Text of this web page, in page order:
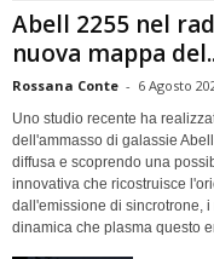
Abell 2255 nel
nuova mappa
Rossana Conte - 6 Agosto
Uno studio recente ha
dell'ammasso di galassie
diffusa e scoprendo una
innovativa che ricostruisce
dall'emissione di sincrotrone,
dinamica che plasma questo